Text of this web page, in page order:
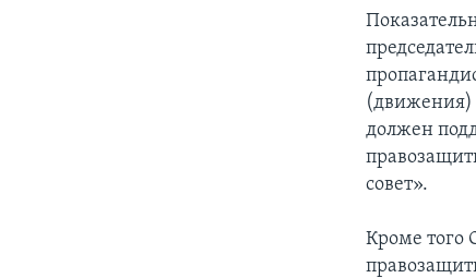
(движения)
должен
совет».
Кроме того